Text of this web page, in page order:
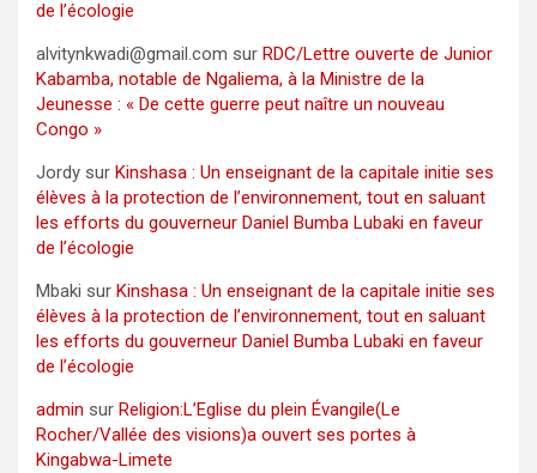
de l’écologie
alvitynkwadi@gmail.com sur RDC/Lettre ouverte de Junior
Kabamba, notable de Ngaliema, à la Ministre de la
Jeunesse : « De cette guerre peut naître un nouveau
Congo »
Jordy sur Kinshasa : Un enseignant de la capitale initie ses
élèves à la protection de l’environnement, tout en saluant
les efforts du gouverneur Daniel Bumba Lubaki en faveur
de l’écologie
Mbaki sur Kinshasa : Un enseignant de la capitale initie ses
élèves à la protection de l’environnement, tout en saluant
les efforts du gouverneur Daniel Bumba Lubaki en faveur
de l’écologie
admin sur Religion:L’Eglise du plein Évangile(Le
Rocher/Vallée des visions)a ouvert ses portes à
Kingabwa-Limete